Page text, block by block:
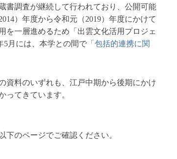
書調査が継続して行われており、公開可能
）年度から令和元（2019）年度にかけて
を一層進めるため「出雲文化活用プロジェ
月には、本学との間で 「包括的連携に関
資料のいずれも、江戸中期から後期にかけ
ってきています。
のページでご確認ください。